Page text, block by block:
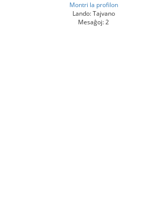
Montri la profilon
Lando: Tajvano
Mesaĝoj: 2